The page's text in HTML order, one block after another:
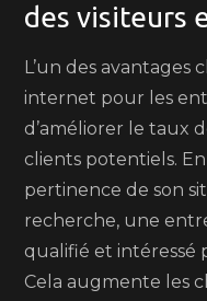
des visiteurs
L’un des avantages
internet pour les
d’améliorer le taux
clients potentiels.
pertinence de son
recherche, une
qualifié et intéressé
Cela augmente les